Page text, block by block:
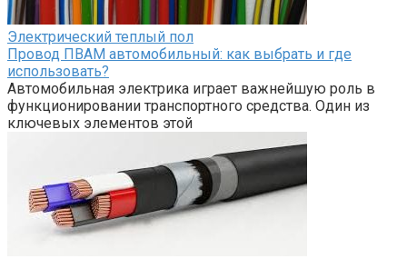
Электрический теплый пол
Провод ПВАМ автомобильный: как выбрать и где
использовать?
Автомобильная электрика играет важнейшую роль в
функционировании транспортного средства. Один из
ключевых элементов этой